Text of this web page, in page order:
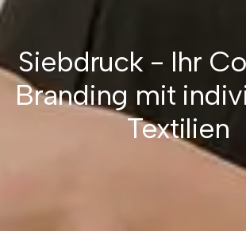
Siebdruck - Ihr
Branding mit
Textilien